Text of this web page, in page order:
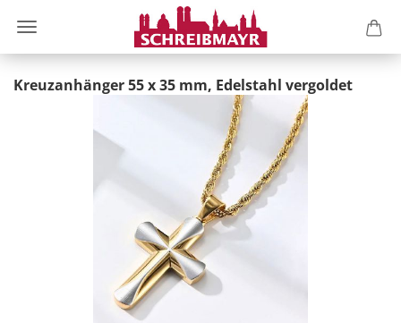
Kreuzanhänger 55 x 35 mm, Edelstahl vergoldet